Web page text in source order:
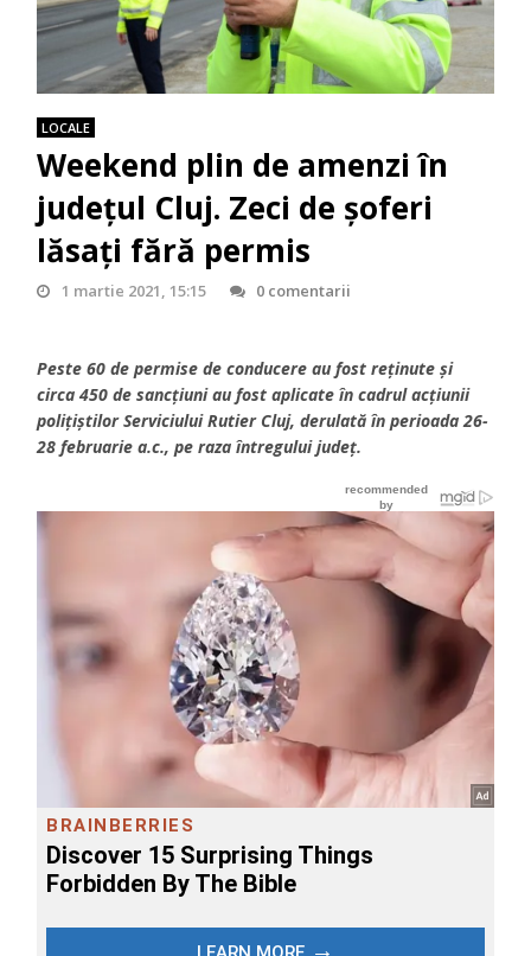
LOCALE
Weekend plin de amenzi în
județul Cluj. Zeci de șoferi
lăsați fără permis
1 martie 2021, 15:15 0 comentarii
Peste 60 de permise de conducere au fost reținute și
circa 450 de sancțiuni au fost aplicate în cadrul acțiunii
polițiștilor Serviciului Rutier Cluj, derulată în perioada 26-
28 februarie a.c., pe raza întregului județ.